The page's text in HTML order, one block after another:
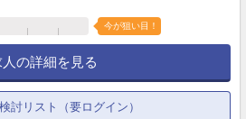
今が狙い目！
の詳細を見る
検討リスト（要ログイン）